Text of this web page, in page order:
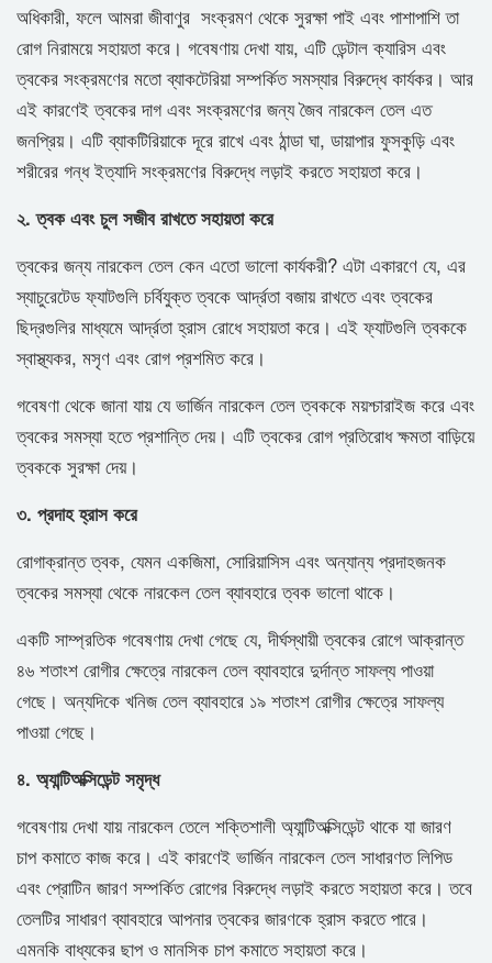
অধিকারী, ফলে আমরা জীবাণুর সংক্রমণ থেকে সুরক্ষা পাই এবং পাশাপাশি তা
রোগ নিরাময়ে সহায়তা করে। গবেষণায় দেখা যায়, এটি ডেন্টাল ক্যারিস এবং
ত্বকের সংক্রমণের মতো ব্যাকটেরিয়া সম্পর্কিত সমস্যার বিরুদ্ধে কার্যকর। আর
এই কারণেই ত্বকের দাগ এবং সংক্রমণের জন্য জৈব নারকেল তেল এত
জনপ্রিয়। এটি ব্যাকটিরিয়াকে দূরে রাখে এবং ঠান্ডা ঘা, ডায়াপার ফুসকুড়ি এবং
শরীরের গন্ধ ইত্যাদি সংক্রমণের বিরুদ্ধে লড়াই করতে সহায়তা করে।
২. ত্বক এবং চুল সজীব রাখতে সহায়তা করে
ত্বকের জন্য নারকেল তেল কেন এতো ভালো কার্যকরী? এটা একারণে যে, এর
স্যাচুরেটেড ফ্যাটগুলি চর্বিযুক্ত ত্বকে আর্দ্রতা বজায় রাখতে এবং ত্বকের
ছিদ্রগুলির মাধ্যমে আর্দ্রতা হ্রাস রোধে সহায়তা করে। এই ফ্যাটগুলি ত্বককে
স্বাস্থ্যকর, মসৃণ এবং রোগ প্রশমিত করে।
গবেষণা থেকে জানা যায় যে ভার্জিন নারকেল তেল ত্বককে ময়শ্চারাইজ করে এবং
ত্বকের সমস্যা হতে প্রশান্তি দেয়। এটি ত্বকের রোগ প্রতিরোধ ক্ষমতা বাড়িয়ে
ত্বককে সুরক্ষা দেয়।
৩. প্রদাহ হ্রাস করে
রোগাক্রান্ত ত্বক, যেমন একজিমা, সোরিয়াসিস এবং অন্যান্য প্রদাহজনক
ত্বকের সমস্যা থেকে নারকেল তেল ব্যাবহারে ত্বক ভালো থাকে।
একটি সাম্প্রতিক গবেষণায় দেখা গেছে যে, দীর্ঘস্থায়ী ত্বকের রোগে আক্রান্ত
৪৬ শতাংশ রোগীর ক্ষেত্রে নারকেল তেল ব্যাবহারে দুর্দান্ত সাফল্য পাওয়া
গেছে। অন্যদিকে খনিজ তেল ব্যাবহারে ১৯ শতাংশ রোগীর ক্ষেত্রে সাফল্য
পাওয়া গেছে।
৪. অ্যান্টিঅক্সিডেন্ট সমৃদ্ধ
গবেষণায় দেখা যায় নারকেল তেলে শক্তিশালী অ্যান্টিঅক্সিডেন্ট থাকে যা জারণ
চাপ কমাতে কাজ করে। এই কারণেই ভার্জিন নারকেল তেল সাধারণত লিপিড
এবং প্রোটিন জারণ সম্পর্কিত রোগের বিরুদ্ধে লড়াই করতে সহায়তা করে। তবে
তেলটির সাধারণ ব্যাবহারে আপনার ত্বকের জারণকে হ্রাস করতে পারে।
এমনকি বাধ্যকের ছাপ ও মানসিক চাপ কমাতে সহায়তা করে।